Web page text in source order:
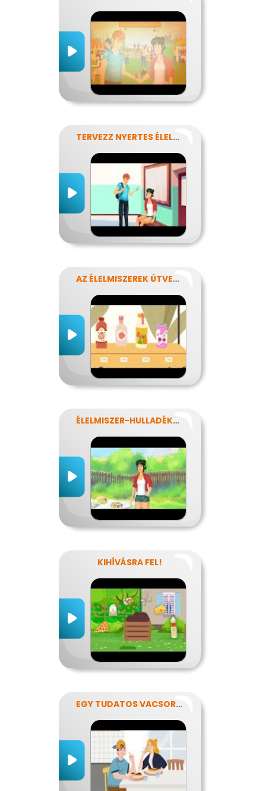
TERVEZZ NYERTES ÉLELMISZER-CSOMAGOLÁST!
AZ ÉLELMISZEREK ÚTVESZTŐJÉBEN
ÉLELMISZER-HULLADÉKOK
KIHÍVÁSRA FEL!
EGY TUDATOS VACSORA RECEPTJE